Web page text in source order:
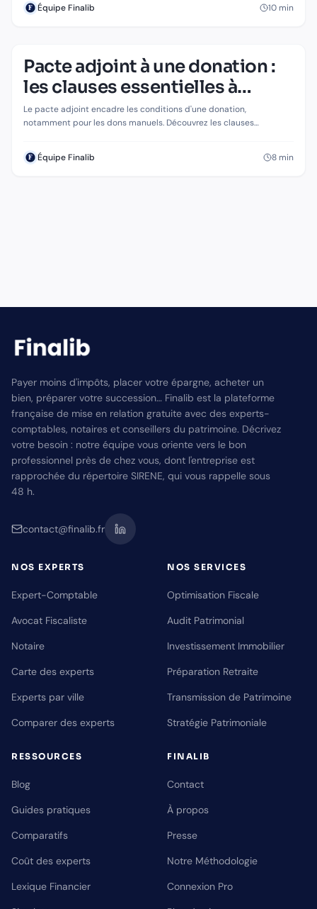
Équipe Finalib 10min
PATRIMOINE & ÉPARGNE
Pacte adjoint à une donation : les clauses
essentielles à connaître
Pacte adjoint à une donation :
les clauses essentielles à
connaître
Le pacte adjoint encadre les conditions d'une donation,
notamment pour les dons manuels. Découvrez les clauses
Équipe Finalib
8min
Payer moins d'impôts, placer votre épargne, acheter un
bien, préparer votre succession… Finalib est la plateforme
française de mise en relation gratuite avec des experts-
comptables, notaires et conseillers du patrimoine. Décrivez
votre besoin : notre équipe vous oriente vers le bon
professionnel près de chez vous, dont l'entreprise est
rapprochée du répertoire SIRENE, qui vous rappelle sous
48 h.
contact@finalib.fr
NOS EXPERTS
Expert-Comptable
Avocat Fiscaliste
Notaire
Carte des experts
Experts par ville
Comparer des experts
NOS SERVICES
Optimisation Fiscale
Audit Patrimonial
Investissement Immobilier
Préparation Retraite
Transmission de Patrimoine
Stratégie Patrimoniale
RESSOURCES
Blog
Guides pratiques
Comparatifs
Coût des experts
Lexique Financier
FINALIB
Contact
À propos
Presse
Notre Méthodologie
Connexion Pro